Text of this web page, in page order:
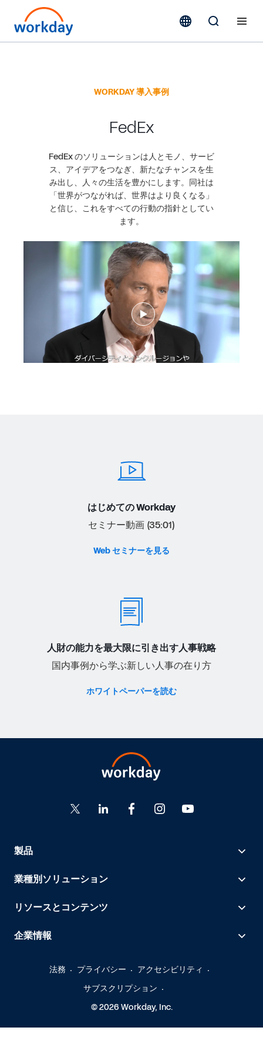
WORKDAY 導入事例
FedEx
FedEx のソリューションは人とモノ、サービ
ス、アイデアをつなぎ、新たなチャンスを生
み出し、人々の生活を豊かにします。同社は
「世界がつながれば、世界はより良くなる」
と信じ、これをすべての行動の指針としてい
ます。
Play
Video
はじめての Workday
セミナー動画 (35:01)
Web セミナーを見る
人財の能力を最大限に引き出す人事戦略
国内事例から学ぶ新しい人事の在り方
ホワイトペーパーを読む
製品
業種別ソリューション
リソースとコンテンツ
企業情報
法務 プライバシー
アクセシビリティ
サブスクリプション
© 2026 Workday, Inc.